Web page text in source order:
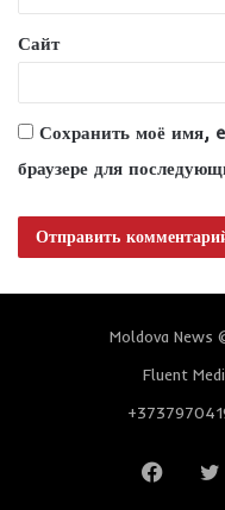
*
Сайт
Сохранить моё имя,
браузере для
Moldova News
Fluent